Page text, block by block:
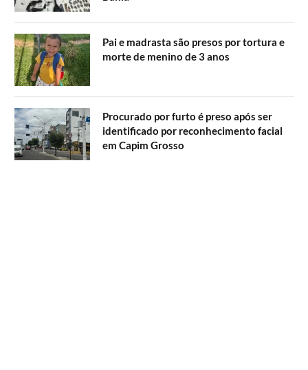
Pai e madrasta são presos por tortura e
morte de menino de 3 anos
Procurado por furto é preso após ser
identificado por reconhecimento facial
em Capim Grosso